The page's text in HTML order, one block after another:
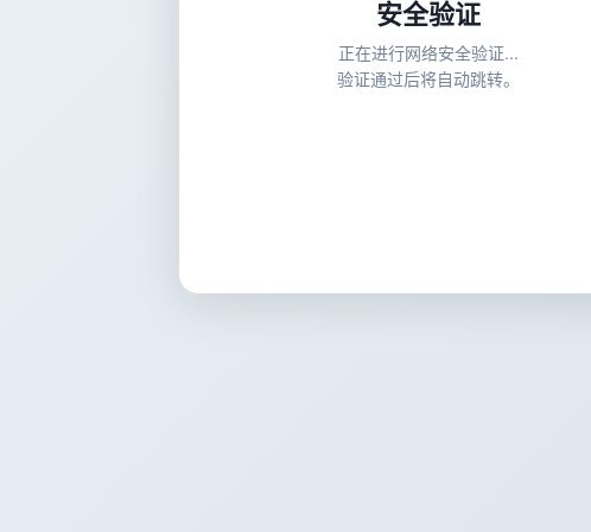
安全验证
正在进行网络安全验证...
验证通过后将自动跳转。